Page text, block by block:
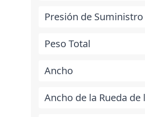
Presión de
Peso Total
Ancho
Ancho de la Rueda de